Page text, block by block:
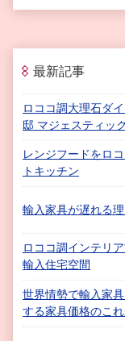
最新記事
ロココ調大理石ダ
邸 マジェスティッ
レンジフードをロ
トキッチン
輸入家具が遅れる
ロココ調インテリ
輸入住宅空間
世界情勢で輸入家
する家具価格のこ